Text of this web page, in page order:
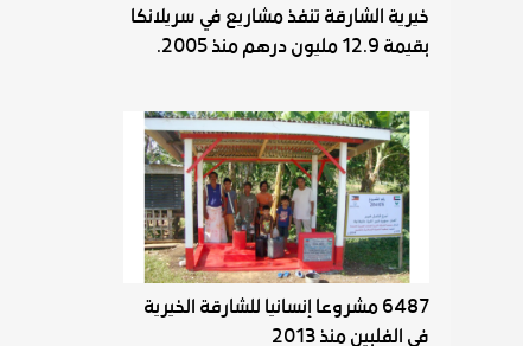
خيرية الشارقة تنفذ مشاريع في سريلانكا
بقيمة 12.9 مليون درهم منذ 2005.
6487 مشروعا إنسانيا للشارقة الخيرية
في الفلبين منذ 2013